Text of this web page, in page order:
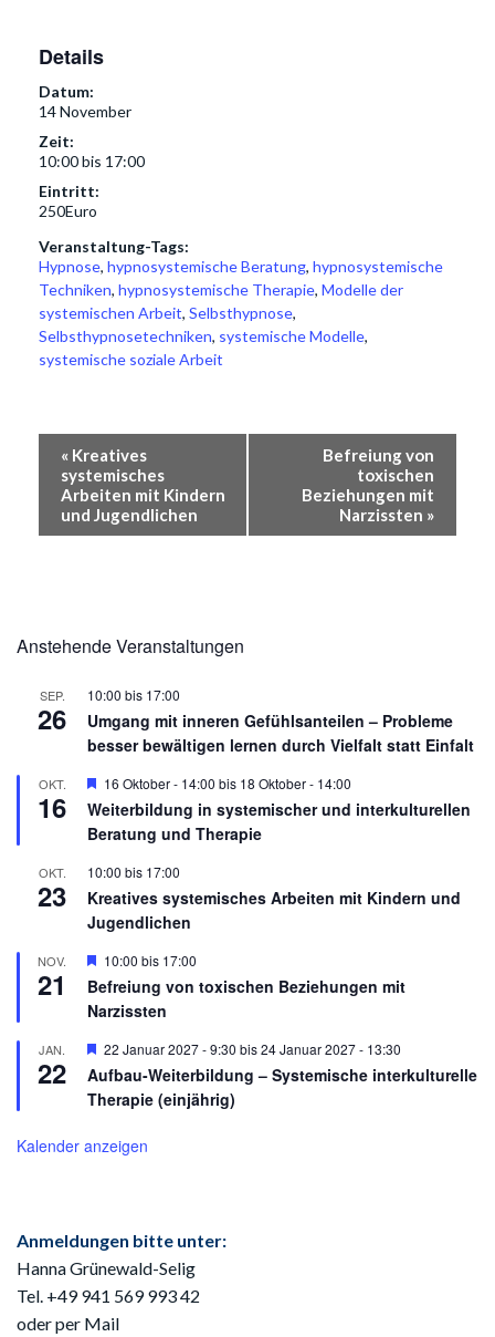
Details
Datum:
14 November
Zeit:
10:00 bis 17:00
Eintritt:
250Euro
Veranstaltung-Tags:
Hypnose, hypnosystemische Beratung, hypnosystemische
Techniken, hypnosystemische Therapie, Modelle der
systemischen Arbeit, Selbsthypnose,
Selbsthypnosetechniken, systemische Modelle,
systemische soziale Arbeit
Veranstaltung-
Navigation
« Kreatives
systemisches
Arbeiten mit Kindern
und Jugendlichen
Befreiung von
toxischen
Beziehungen mit
Narzissten »
Anstehende Veranstaltungen
SEP.
26
10:00 bis 17:00
Umgang mit inneren Gefühlsanteilen – Probleme
besser bewältigen lernen durch Vielfalt statt Einfalt
OKT.
16
Hervorgehoben
16 Oktober - 14:00 bis 18 Oktober - 14:00
Weiterbildung in systemischer und interkulturellen
Beratung und Therapie
OKT.
23
10:00 bis 17:00
Kreatives systemisches Arbeiten mit Kindern und
Jugendlichen
NOV.
21
Hervorgehoben
10:00 bis 17:00
Befreiung von toxischen Beziehungen mit
Narzissten
JAN.
22
Hervorgehoben
22 Januar 2027 - 9:30 bis24 Januar 2027 - 13:30
Aufbau-Weiterbildung – Systemische interkulturelle
Therapie (einjährig)
Kalender anzeigen
Anmeldungen bitte unter:
Hanna Grünewald-Selig
Tel. +49 941 569 993 42
oder per Mail